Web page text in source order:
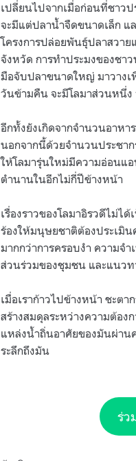
เปลี่ยนไปจากเมื่อก่อนที่ชาว
จะมีแต่ปลาน้ำจืดขนาดเล็ก แ
โครงการปล่อยพันธุ์ปลาสวาย
จังหวัด การทำประมงของชา
มือจับปลาขนาดใหญ่ มาวางเ
วันข้ามคืน จะมีโลมาส่วนหนึ่
อีกทั้งยังเกิดจากจำนวนอาห
นอกจากนี้ด้วยจำนวนประชา
ให้โลมารุ่นใหม่มีความอ่อนแ
ตำนานในอีกไม่กี่ปีข้างหน้า
เรื่องราวของโลมาอิรวดีไม่ไ
ร้องให้มนุษยชาติต้องประเมิน
มากกว่าการครอบงำ ความจ
ส่วนร่วมของชุมชน และแนว
เมื่อเราก้าวไปข้างหน้า ชะต
สร้างสมดุลระหว่างความต้อ
แหล่งน้ำถิ่นอาศัยของมันผ่าน
ระลึกถึงมัน
ร่ว